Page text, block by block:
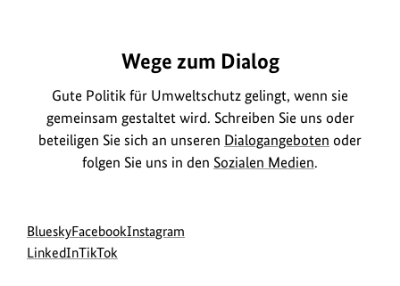
Fortschreibung
Umweltgesetzen,
Umweltverordnungen
und
gestaltet.
Der
Wege zum Dialog
Gute Politik für Umweltschutz gelingt, wenn sie
gemeinsam gestaltet wird. Schreiben Sie uns oder
beteiligen Sie sich an unseren Dialogangeboten oder
folgen Sie uns in den Sozialen Medien.
Social
Media
Blueskyzur
Bluesky-
Facebookzur
Instagram
LinkedInzur
zur
TikTok